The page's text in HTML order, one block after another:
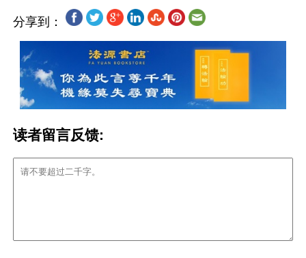
分享到：
读者留言反馈: